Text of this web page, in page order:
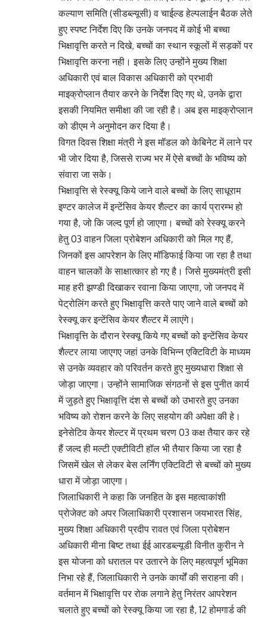
कल्याण समिति (सीडब्ल्यूसी) व चाईल्ड हेल्पलाईन बैठक लेते
हुए स्पष्ट निर्देश दिए कि उनके जनपद में कोई भी बच्चा
भिक्षावृत्ति करते न दिखे, बच्चों का स्थान स्कूलों में सड़कों पर
भिक्षावृत्ति करना नही। इसके लिए उन्होंने मुख्य शिक्षा
अधिकारी एवं बाल विकास अधिकारी को प्रभावी
माइक्रोप्लान तैयार करने के निर्देश दिए गए थे, उनके द्वारा
इसकी नियमित समीक्षा की जा रही है। अब इस माइक्रोप्लान
को डीएम ने अनुमोदन कर दिया है।
विगत दिवस शिक्षा मंत्री ने इस मॉडल को केबिनेट में लाने पर
भी जोर दिया है, जिससे राज्य भर में ऐसे बच्चों के भविष्य को
संवारा जा सके।
भिक्षावृत्ति से रेस्क्यू किये जाने वाले बच्चों के लिए साधूराम
इण्टर कालेज में इन्टेंसिव केयर शैल्टर का कार्य प्रारम्भ हो
गया है, जो कि जल्द पूर्ण हो जाएगा। बच्चों को रेस्क्यू करने
हेतु 03 वाहन जिला प्रोबेशन अधिकारी को मिल गए हैं,
जिनकों इस आपरेशन के लिए मॉडिफाई किया जा रहा है तथा
वाहन चालकों के साक्षात्कार हो गए है। जिसे मुख्यमंत्री इसी
माह हरी झण्डी दिखाकर रवाना किया जाएगा, जो जनपद में
पेट्रोलिंग करते हुए भिक्षावृत्ति करते पाए जाने वाले बच्चों को
रेस्क्यू कर इन्टेंसिव केयर शैल्टर में लाएंगे।
भिक्षावृत्ति के दौरान रेस्क्यू किये गए बच्चों को इन्टेंसिव केयर
शैल्टर लाया जाएगए जहां उनके विभिन्न एक्टिविटी के माध्यम
से उनके व्यवहार को परिवर्तन करते हुए मुख्यधारा शिक्षा से
जोड़ा जाएगा। उन्होंने सामाजिक संगठनों से इस पुनीत कार्य
में जुड़ते हुए भिक्षावृत्ति दंश से बच्चों को उभारते हुए उनका
भविष्य को रोशन करने के लिए सहयोग की अपेक्षा की हे।
इनेसेटिव केयर शेल्टर में प्रथम चरण 03 कक्ष तैयार कर रहे
हैं जल्द ही मल्टी एक्टीविटी हॉल भी तैयार किया जा रहा है
जिसमें खेल से लेकर बेस लर्निंग एक्टिविटी से बच्चों को मुख्य
धारा में जोड़ा जाएगा।
जिलाधिकारी ने कहा कि जनहित के इस महत्वाकांशी
प्रोजेक्ट को अपर जिलाधिकारी प्रशासन जयभारत सिंह,
मुख्य शिक्षा अधिकारी प्रदीप रावत एवं जिला प्रोबेशन
अधिकारी मीना बिष्ट तथा ईई आरडब्ल्यूडी विनीत कुरीन ने
इस योजना को धरातल पर उतारने के लिए महत्वपूर्ण भूमिका
निभा रहे हैं, जिलाधिकारी ने उनके कार्यों की सराहना की।
वर्तमान में भिक्षावृत्ति पर रोक लगाने हेतु निरंतर आपरेशन
चलाते हुए बच्चों को रेस्क्यू किया जा रहा है, 12 होमगार्ड की